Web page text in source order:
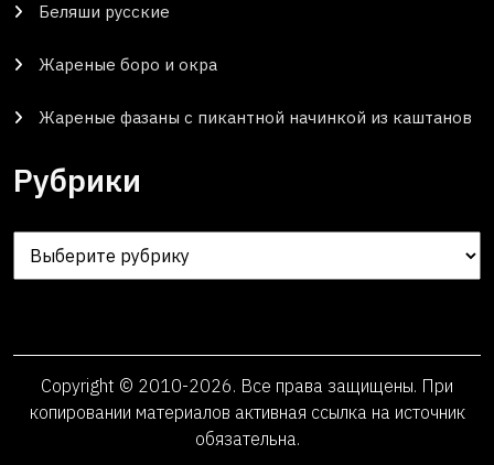
Беляши русские
Жареные боро и окра
Жареные фазаны с пикантной начинкой из каштанов
Рубрики
Рубрики
Copyright © 2010-2026. Все права защищены. При
копировании материалов активная ссылка на источник
обязательна.